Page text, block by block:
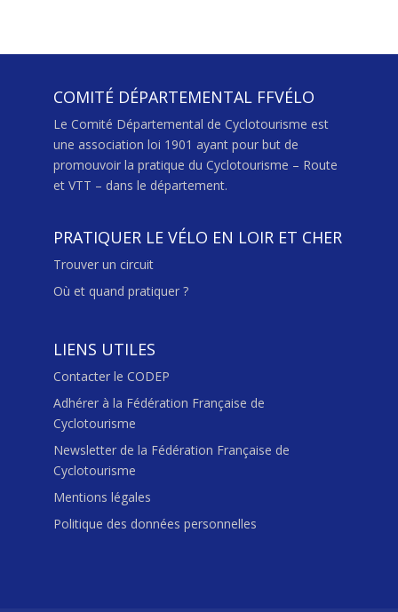
COMITÉ DÉPARTEMENTAL FFVÉLO
Le Comité Départemental de Cyclotourisme est
une association loi 1901 ayant pour but de
promouvoir la pratique du Cyclotourisme – Route
et VTT – dans le département.
PRATIQUER LE VÉLO EN LOIR ET CHER
Trouver un circuit
Où et quand pratiquer ?
LIENS UTILES
Contacter le CODEP
Adhérer à la Fédération Française de
Cyclotourisme
Newsletter de la Fédération Française de
Cyclotourisme
Mentions légales
Politique des données personnelles